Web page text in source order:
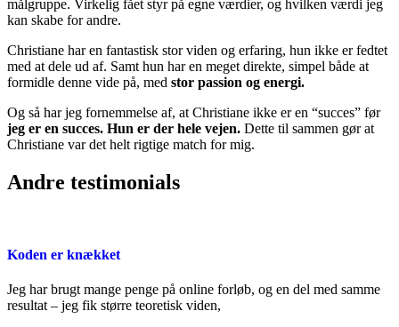
målgruppe. Virkelig fået styr på egne værdier, og hvilken værdi jeg
kan skabe for andre.
Christiane har en fantastisk stor viden og erfaring, hun ikke er fedtet
med at dele ud af. Samt hun har en meget direkte, simpel både at
formidle denne vide på, med stor passion og energi.
Og så har jeg fornemmelse af, at Christiane ikke er en “succes” før
jeg er en succes. Hun er der hele vejen. Dette til sammen gør at
Christiane var det helt rigtige match for mig.
Andre testimonials
Koden er knækket
Jeg har brugt mange penge på online forløb, og en del med samme
resultat – jeg fik større teoretisk viden,